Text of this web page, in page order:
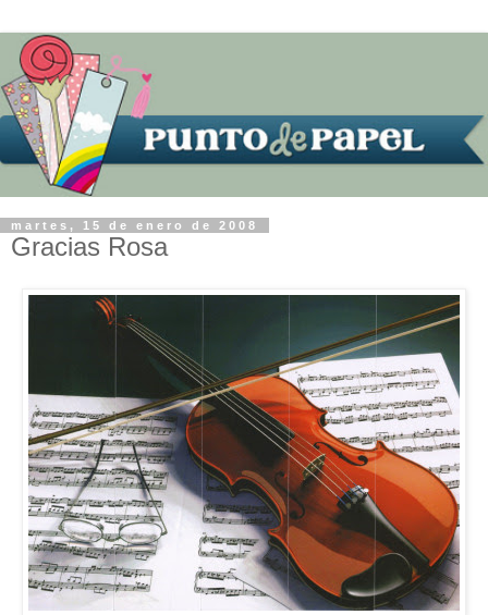
martes, 15 de enero de 2008
Gracias Rosa